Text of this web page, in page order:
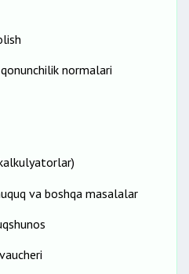
normalari
va boshqa masalalar